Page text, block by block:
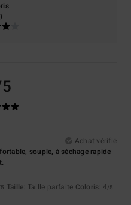
Achat vérifié
souple, à séchage rapide
Taille: Taille parfaite Coloris: 4/5